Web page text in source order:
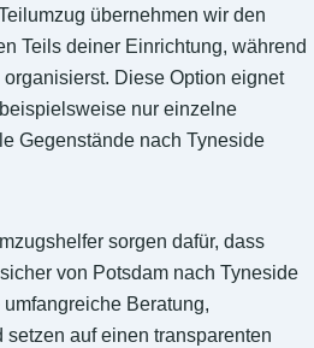
übernehmen wir den
Teils deiner Einrichtung, während
Diese Option eignet
nur einzelne
Gegenstände nach Tyneside
sorgen dafür, dass
von Potsdam nach Tyneside
Beratung,
auf einen transparenten